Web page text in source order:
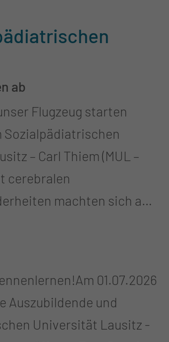
zahlreicher
Beitrag leisteten
während der 2.
der Erlös durch eine
vom MVZ
ermöglicht haben.
Fördervereins, wie der
moderner
ab
Flugzeug starten
Sozialpädiatrischen
– Carl Thiem (MUL –
machten sich auf
trainierten. Seit
des
Prof. Dr.
01.07.2026
Auszubildende und
Universität Lausitz -